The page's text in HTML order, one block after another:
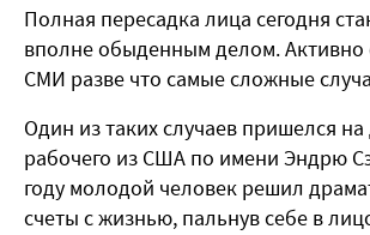
Полная пересадка лица сегодня
вполне обыденным делом. Активно
СМИ разве что самые сложные
Один из таких случаев пришелся
рабочего из США по имени Эндрю
году молодой человек решил
счеты с жизнью, пальнув себе в